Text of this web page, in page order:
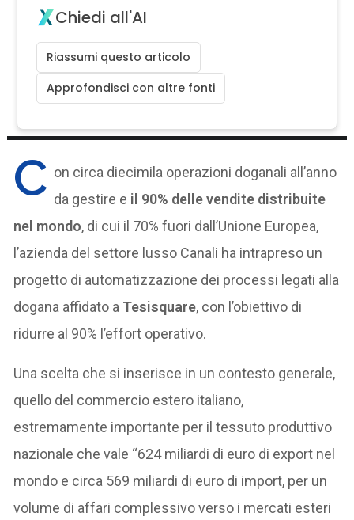
Chiedi all'AI
Riassumi questo articolo
Approfondisci con altre fonti
C on circa diecimila operazioni doganali all’anno
da gestire e il 90% delle vendite distribuite
nel mondo, di cui il 70% fuori dall’Unione Europea,
l’azienda del settore lusso Canali ha intrapreso un
progetto di automatizzazione dei processi legati alla
dogana affidato a Tesisquare, con l’obiettivo di
ridurre al 90% l’effort operativo.
Una scelta che si inserisce in un contesto generale,
quello del commercio estero italiano,
estremamente importante per il tessuto produttivo
nazionale che vale “624 miliardi di euro di export nel
mondo e circa 569 miliardi di euro di import, per un
volume di affari complessivo verso i mercati esteri